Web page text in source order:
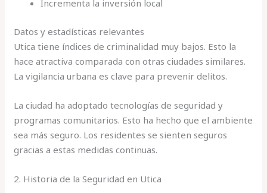
Incrementa la inversión local
Datos y estadísticas relevantes
Utica tiene índices de criminalidad muy bajos. Esto la
hace atractiva comparada con otras ciudades similares.
La vigilancia urbana es clave para prevenir delitos.
La ciudad ha adoptado tecnologías de seguridad y
programas comunitarios. Esto ha hecho que el ambiente
sea más seguro. Los residentes se sienten seguros
gracias a estas medidas continuas.
2. Historia de la Seguridad en Utica